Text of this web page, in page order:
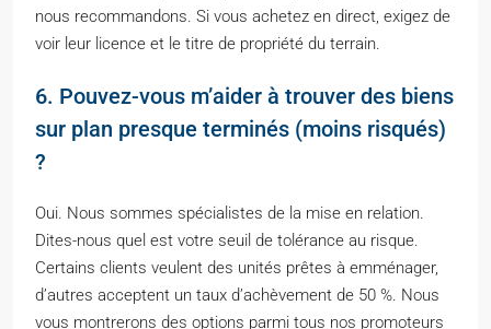
nous recommandons. Si vous achetez en direct, exigez de
voir leur licence et le titre de propriété du terrain.
6. Pouvez-vous m’aider à trouver des biens
sur plan presque terminés (moins risqués)
?
Oui. Nous sommes spécialistes de la mise en relation.
Dites-nous quel est votre seuil de tolérance au risque.
Certains clients veulent des unités prêtes à emménager,
d’autres acceptent un taux d’achèvement de 50 %. Nous
vous montrerons des options parmi tous nos promoteurs